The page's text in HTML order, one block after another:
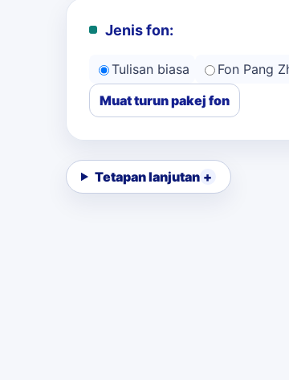
Jenis fon:
Tulisan biasa Fon Pang
Muat turun pakej fon
Tetapan lanjutan